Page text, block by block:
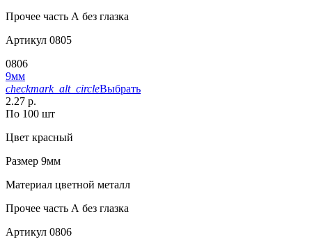
Прочее часть А без глазка
Артикул 0805
0806
9мм
checkmark_alt_circleВыбрать
2.27 р.
По 100 шт
Цвет красный
Размер 9мм
Материал цветной металл
Прочее часть А без глазка
Артикул 0806